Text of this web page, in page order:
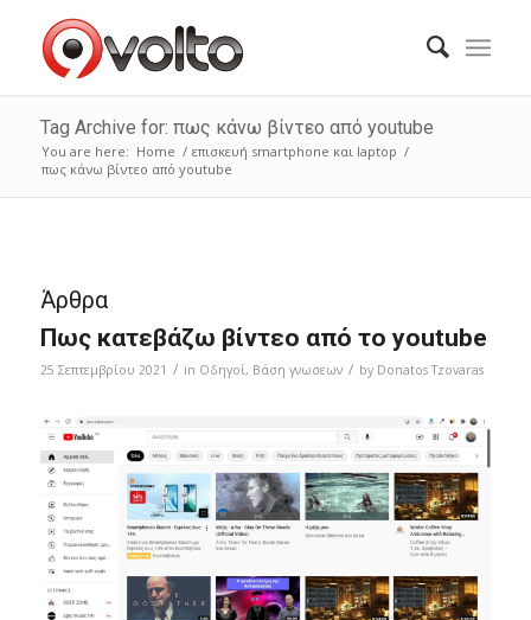
Tag Archive for: πως κάνω βίντεο από youtube
You are here: Home / επισκευή smartphone και laptop /
πως κάνω βίντεο από youtube
Άρθρα
Πως κατεβάζω βίντεο από το youtube
25 Σεπτεμβρίου 2021 / in Οδηγοί, Bάση γνωσεων / by Donatos Tzovaras